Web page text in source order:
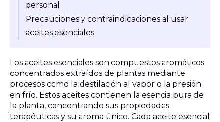
personal
Precauciones y contraindicaciones al usar
aceites esenciales
Los aceites esenciales son compuestos aromáticos
concentrados extraídos de plantas mediante
procesos como la destilación al vapor o la presión
en frío. Estos aceites contienen la esencia pura de
la planta, concentrando sus propiedades
terapéuticas y su aroma único. Cada aceite esencial